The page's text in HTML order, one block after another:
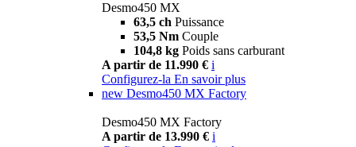
Desmo450 MX
63,5 ch Puissance
53,5 Nm Couple
104,8 kg Poids sans carburant
A partir de 11.990 € i
Configurez-la En savoir plus
new Desmo450 MX Factory
Desmo450 MX Factory
A partir de 13.990 € i